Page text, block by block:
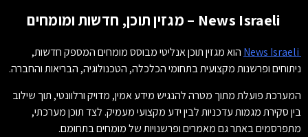
News Israeli – מגזין תוכן, חדשות ומומחים
הוא מגזין תוכן אנליטי מבוסס מומחים המספק חדשות,
ניתוחים ופרשנות מקצועית בתחומי הכלכלה, הטכנולוגיה, הבריאות והחברה.
המערכת פועלת מתוך מטרה להנגיש מידע אמין, מדויק ורלוונטי, תוך שילוב
בין סקירת מגמות עדכניות לבין ידע מקצועי מעמיק. לצד תוכן מערכתי,
מתפרסמים באתר גם מאמרים ופרשנויות של מומחים בתחומם.